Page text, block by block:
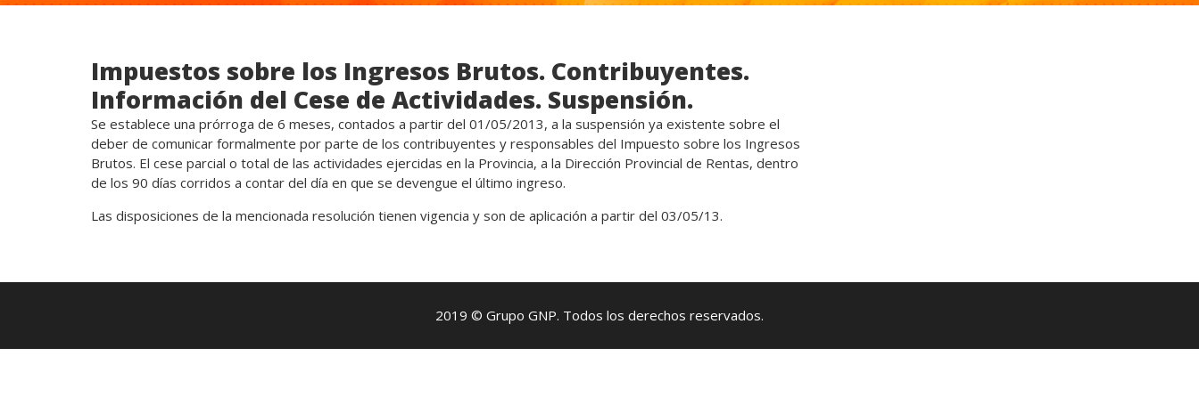
Impuestos sobre los Ingresos Brutos. Contribuyentes.
Información del Cese de Actividades. Suspensión.
Se establece una prórroga de 6 meses, contados a partir del 01/05/2013, a la suspensión ya existente sobre el
deber de comunicar formalmente por parte de los contribuyentes y responsables del Impuesto sobre los Ingresos
Brutos. El cese parcial o total de las actividades ejercidas en la Provincia, a la Dirección Provincial de Rentas, dentro
de los 90 días corridos a contar del día en que se devengue el último ingreso.
Las disposiciones de la mencionada resolución tienen vigencia y son de aplicación a partir del 03/05/13.
2019 © Grupo GNP. Todos los derechos reservados.